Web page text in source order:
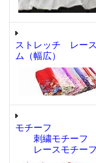
ストレッチ レー
ム（幅広）
モチーフ
刺繍モチーフ
レースモチーフ